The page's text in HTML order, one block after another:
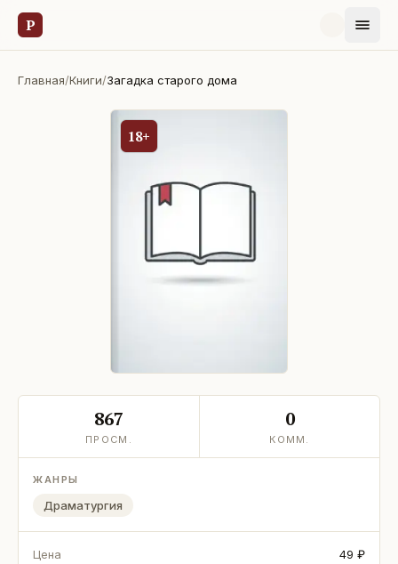
Р
Главная/Книги/Загадка старого дома
18+
867
ПРОСМ.
0
КОММ.
ЖАНРЫ
Драматургия
Цена
49 ₽